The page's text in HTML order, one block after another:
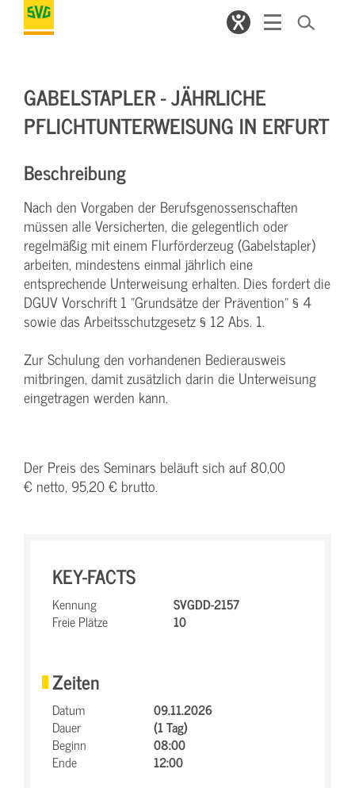
GABELSTAPLER - JÄHRLICHE
PFLICHTUNTERWEISUNG IN ERFURT
Beschreibung
Nach den Vorgaben der Berufsgenossenschaften
müssen alle Versicherten, die gelegentlich oder
regelmäßig mit einem Flurförderzeug (Gabelstapler)
arbeiten, mindestens einmal jährlich eine
entsprechende Unterweisung erhalten. Dies fordert die
DGUV Vorschrift 1 "Grundsätze der Prävention" § 4
sowie das Arbeitsschutzgesetz § 12 Abs. 1.
Zur Schulung den vorhandenen Bedierausweis
mitbringen, damit zusätzlich darin die Unterweisung
eingetragen werden kann.
Der Preis des Seminars beläuft sich auf 80,00
€ netto, 95,20 € brutto.
KEY-FACTS
Kennung
SVGDD-2157
Freie Plätze
10
Zeiten
Datum
09.11.2026
Dauer
(1 Tag)
Beginn
08:00
Ende
12:00